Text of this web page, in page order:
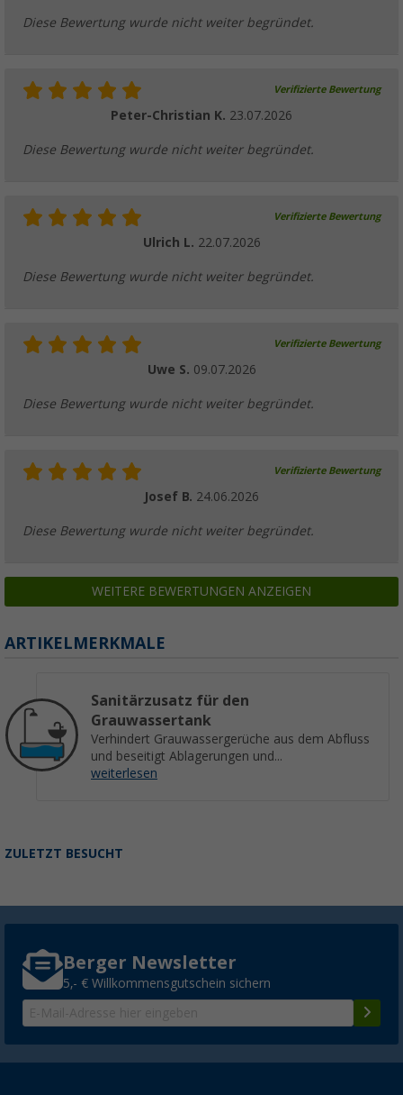
19, 99€ UVP29,99 €
Diese Bewertung wurde nicht weiter begründet.
Verifizierte Bewertung
Peter-Christian K. 23.07.2026
Diese Bewertung wurde nicht weiter begründet.
Verifizierte Bewertung
Ulrich L. 22.07.2026
Diese Bewertung wurde nicht weiter begründet.
Verifizierte Bewertung
Uwe S. 09.07.2026
Diese Bewertung wurde nicht weiter begründet.
Verifizierte Bewertung
Josef B. 24.06.2026
Diese Bewertung wurde nicht weiter begründet.
WEITERE BEWERTUNGEN ANZEIGEN
ARTIKELMERKMALE
Sanitärzusatz für den
Grauwassertank
Verhindert Grauwassergerüche aus dem Abfluss
und beseitigt Ablagerungen und...
weiterlesen
ZULETZT BESUCHT
Berger Newsletter
5,- € Willkommensgutschein sichern